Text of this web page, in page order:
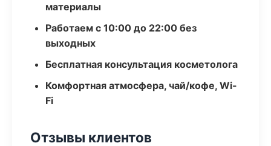
материалы
Работаем с 10:00 до 22:00 без
выходных
Бесплатная консультация косметолога
Комфортная атмосфера, чай/кофе, Wi-
Fi
Отзывы клиентов